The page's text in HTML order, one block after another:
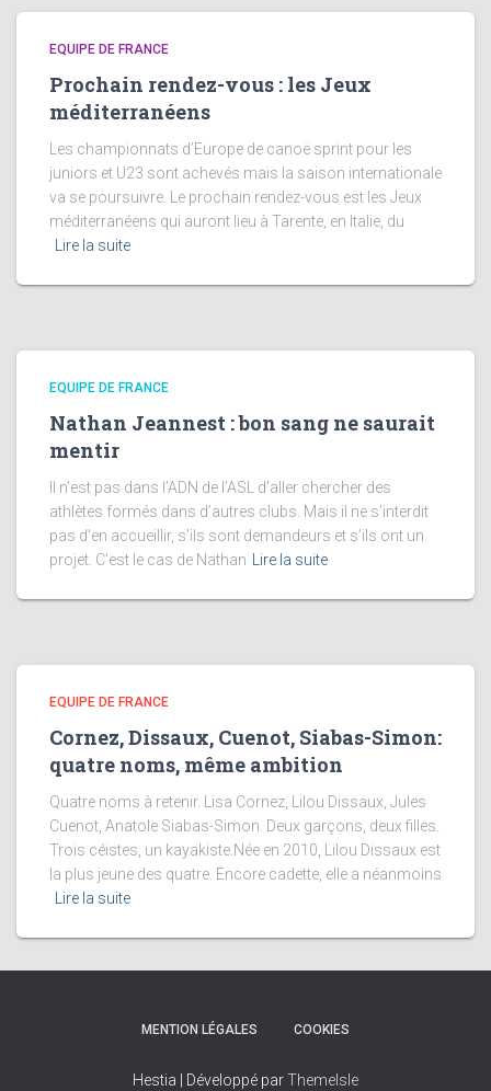
EQUIPE DE FRANCE
Prochain rendez-vous : les Jeux
méditerranéens
Les championnats d’Europe de canoë sprint pour les
juniors et U23 sont achevés mais la saison internationale
va se poursuivre. Le prochain rendez-vous est les Jeux
méditerranéens qui auront lieu à Tarente, en Italie, du
Lire la suite
EQUIPE DE FRANCE
Nathan Jeannest : bon sang ne saurait
mentir
Il n’est pas dans l’ADN de l’ASL d’aller chercher des
athlètes formés dans d’autres clubs. Mais il ne s’interdit
pas d’en accueillir, s’ils sont demandeurs et s’ils ont un
projet. C’est le cas de Nathan
Lire la suite
EQUIPE DE FRANCE
Cornez, Dissaux, Cuenot, Siabas-Simon:
quatre noms, même ambition
Quatre noms à retenir. Lisa Cornez, Lilou Dissaux, Jules
Cuenot, Anatole Siabas-Simon. Deux garçons, deux filles.
Trois céistes, un kayakiste.Née en 2010, Lilou Dissaux est
la plus jeune des quatre. Encore cadette, elle a néanmoins
Lire la suite
MENTION LÉGALES COOKIES
Hestia | Développé parThemeIsle